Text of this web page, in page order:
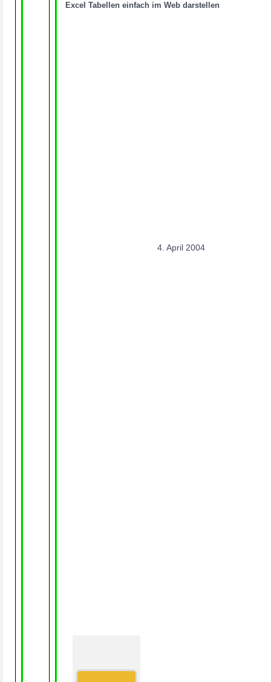
Excel Tabellen einfach im Web darstellen
4. April 2004